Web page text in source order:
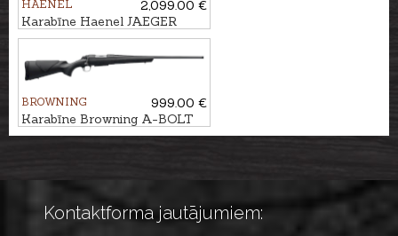
HAENEL
2,099.00 €
Karabīne Haenel JAEGER
NXT DS kal. .30-06 M15x1
BROWNING
999.00 €
Karabīne Browning A-BOLT
3+ Composite kal.
Kontaktforma jautājumiem: